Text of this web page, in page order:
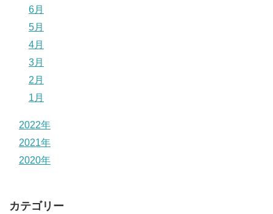
6月
5月
4月
3月
2月
1月
2022年
2021年
2020年
カテゴリー